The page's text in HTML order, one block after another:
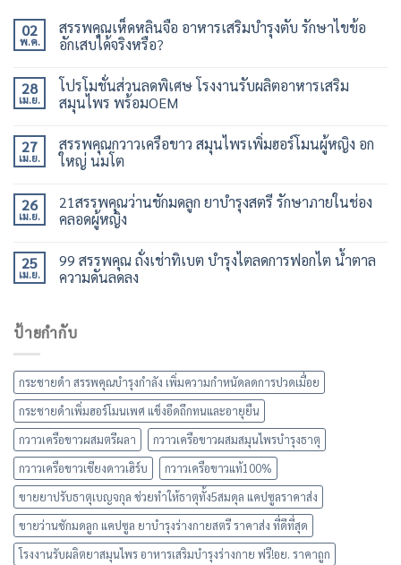
02
พ.ค.
สรรพคุณเห็ดหลินจือ อาหารเสริมบำรุงตับ รักษาไขข้อ
อักเสบได้จริงหรือ?
28
เม.ย.
โปรโมชั่นส่วนลดพิเศษ โรงงานรับผลิตอาหารเสริม
สมุนไพร พร้อมOEM
27
เม.ย.
สรรพคุณกวาวเครือขาว สมุนไพรเพิ่มฮอร์โมนผู้หญิง อก
ใหญ่ นมโต
26
เม.ย.
21สรรพคุณว่านชักมดลูก ยาบำรุงสตรี รักษาภายในช่อง
คลอดผู้หญิง
25
เม.ย.
99 สรรพคุณ ถั่งเช่าทิเบต บำรุงไตลดการฟอกไต น้ำตาล
ความดันลดลง
ป้ายกำกับ
กระชายดำ สรรพคุณบำรุงกำลัง เพิ่มความกำหนัดลดการปวดเมื่อย
กระชายดำเพิ่มฮอร์โมนเพศ แข็งอึดถึกทนและอายุยืน
กวาวเครือขาวผสมตรีผลา
กวาวเครือขาวผสมสมุนไพรบำรุงธาตุ
กวาวเครือขาวเชียงดาวเฮิร์บ
กวาวเครือขาวแท้100%
ขายยาปรับธาตุเบญจกุล ช่วยทำให้ธาตุทั้ง5สมดุล แคปซูลราคาส่ง
ขายว่านชักมดลูก แคปซูล ยาบำรุงร่างกายสตรี ราคาส่ง ที่ดีที่สุด
โรงงานรับผลิตยาสมุนไพร อาหารเสริมบำรุงร่างกาย ฟรี!อย. ราคาถูก